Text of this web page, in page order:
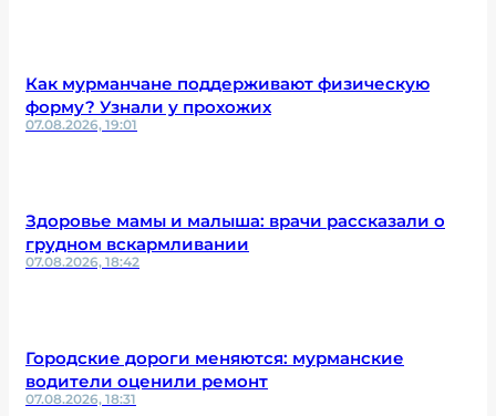
Как мурманчане поддерживают физическую
форму? Узнали у прохожих
07.08.2026, 19:01
Здоровье мамы и малыша: врачи рассказали о
грудном вскармливании
07.08.2026, 18:42
Городские дороги меняются: мурманские
водители оценили ремонт
07.08.2026, 18:31